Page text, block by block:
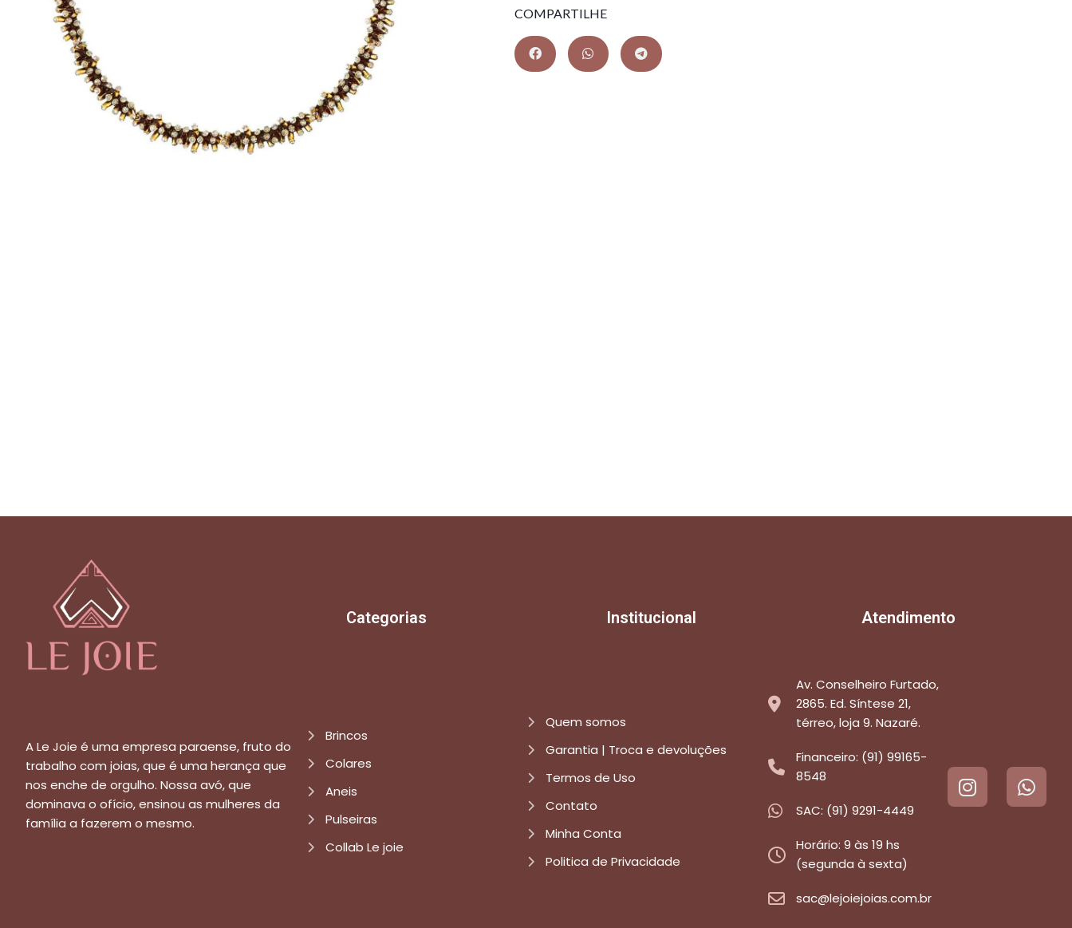
COMPARTILHE
Categorias Institucional Atendimento
A Le Joie é uma empresa paraense, fruto do
trabalho com joias, que é uma herança que
nos enche de orgulho. Nossa avó, que
dominava o ofício, ensinou as mulheres da
família a fazerem o mesmo.
Brincos
Colares
Aneis
Pulseiras
Collab Le joie
Quem somos
Garantia | Troca e devoluções
Termos de Uso
Contato
Minha Conta
Politica de Privacidade
Av. Conselheiro Furtado,
2865. Ed. Síntese 21,
térreo, loja 9. Nazaré.
Financeiro: (91) 99165-
8548
SAC: (91) 9291-4449
Horário: 9 às 19 hs
(segunda à sexta)
sac@lejoiejoias.com.br